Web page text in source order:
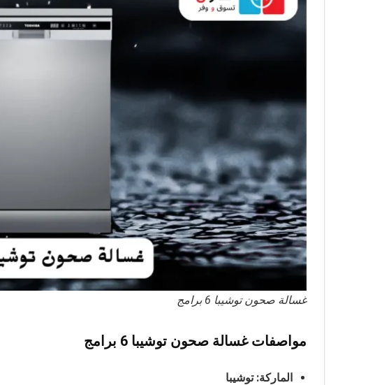
غسالة صحون توشيبا 6 برامج
مواصفات غسالة صحون توشيبا 6 برامج
الماركة: توشيبا